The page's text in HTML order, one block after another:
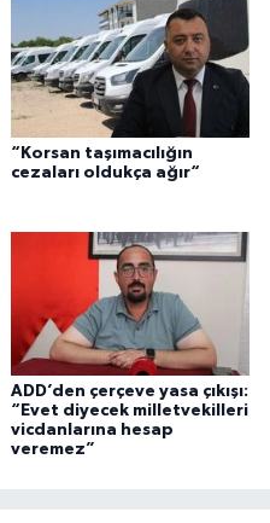
“Korsan taşımacılığın
cezaları oldukça ağır“
ADD’den çerçeve yasa çıkışı:
“Evet diyecek milletvekilleri
vicdanlarına hesap
veremez”